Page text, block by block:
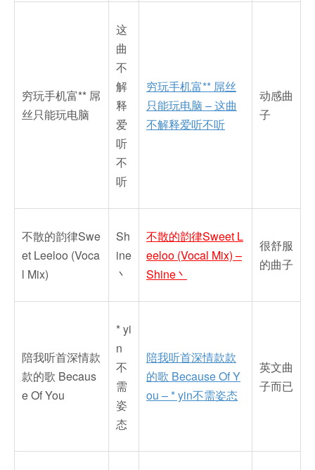
穷玩手机富** 屌
丝只能玩电脑
这
曲
不
解
释
爱
听
不
听
穷玩手机富** 屌丝
只能玩电脑 – 这曲
不解释爱听不听
动感曲
子
不散的韵律Swe
et Leeloo (Voca
l Mix)
Sh
ine
丶
不散的韵律Sweet L
eeloo (Vocal Mix) –
Shine丶
很舒服
的曲子
陪我听首深情款
款的歌 Becaus
e Of You
* yi
n
不
需
姿
态
陪我听首深情款款
的歌 Because Of Y
ou – * yin不需姿态
英文曲
子而已